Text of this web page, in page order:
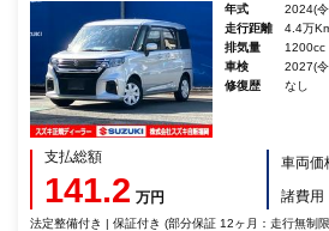
年式
2024(
走行距離
4.4万
排気量
1200cc
車検
2027(
修復歴
なし
支払総額
141.2 万円
車両価
諸費用
法定整備付き | 保証付き (部分保証 12ヶ月：走行無制